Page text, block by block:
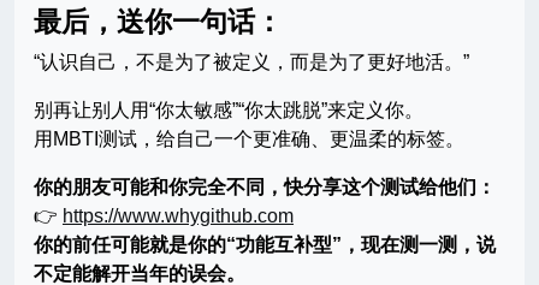
最后，送你一句话：
“认识自己，不是为了被定义，而是为了更好地活。”
别再让别人用“你太敏感”“你太跳脱”来定义你。
用MBTI测试，给自己一个更准确、更温柔的标签。
你的朋友可能和你完全不同，快分享这个测试给他们：
👉 https://www.whygithub.com
你的前任可能就是你的“功能互补型”，现在测一测，说
不定能解开当年的误会。